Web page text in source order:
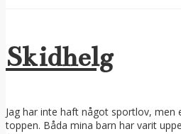
Skidhelg
Jag har inte haft något sportlov, men
toppen. Båda mina barn har varit